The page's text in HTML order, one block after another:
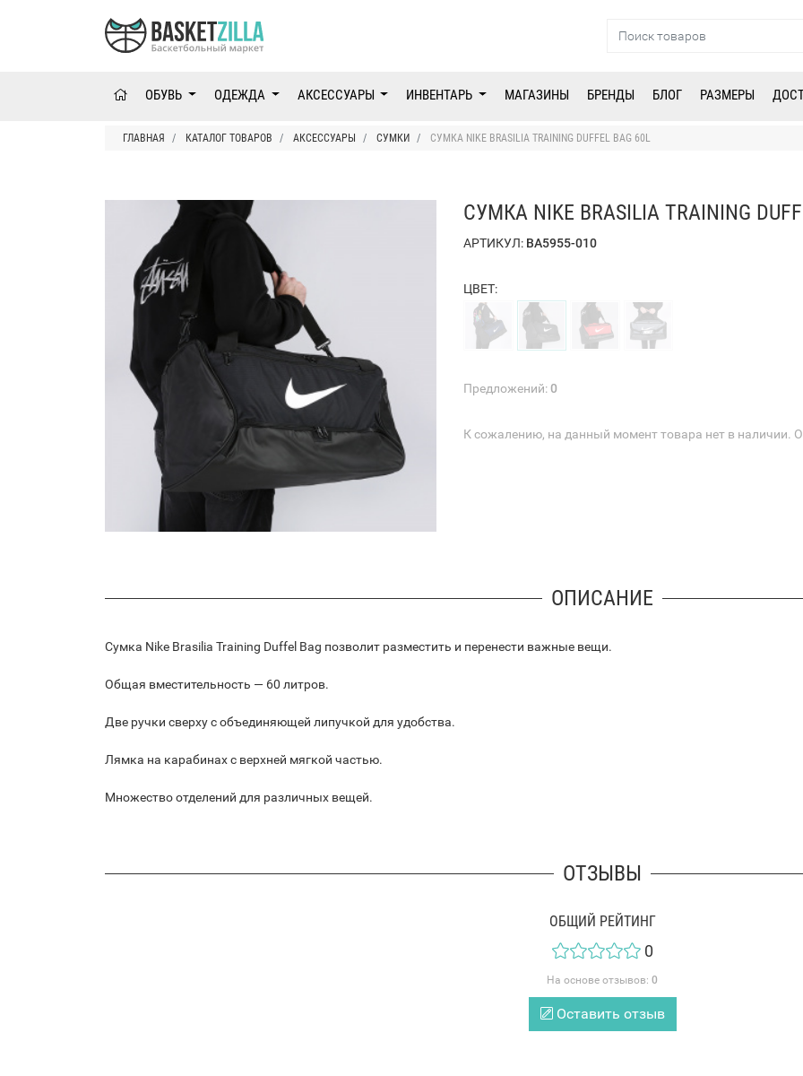
ОБУВЬ ОДЕЖДА АКСЕССУАРЫ ИНВЕНТАРЬ МАГАЗИНЫ БРЕНДЫ БЛОГ РАЗМЕРЫ
ГЛАВНАЯ КАТАЛОГ ТОВАРОВ АКСЕССУАРЫ СУМКИ СУМКА NIKE BRASILIA TRAINING DUFFEL BAG 60L
СУМКА NIKE BRASILIA TRAINING
АРТИКУЛ: BA5955-010
ЦВЕТ:
Предложений:0
К сожалению, на данный момент товара нет в наличии.
ОПИСАНИЕ
Сумка Nike Brasilia Training Duffel Bag позволит разместить и перенести важные вещи.
Общая вместительность — 60 литров.
Две ручки сверху с объединяющей липучкой для удобства.
Лямка на карабинах с верхней мягкой частью.
Множество отделений для различных вещей.
ОТЗЫВЫ
ОБЩИЙ РЕЙТИНГ
0
На основе отзывов: 0
Оставить отзыв